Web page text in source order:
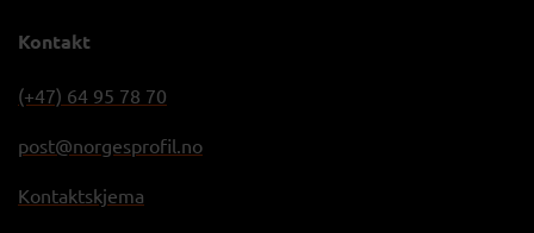
Kontakt
(+47) 64 95 78 70
post@norgesprofil.no
Kontaktskjema